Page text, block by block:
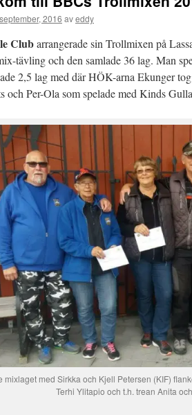
2016 aveddy
Clubarrangerade sin Trollmixen på
tävling och den samlade 36 lag. Man
2,5 lag med där HÖK-arna Ekunger
och Per-Ola som spelade med Kinds
mixlaget med Sirkka och Kjell Petersen (KIF)
Terhi Ylitapio och t.h. trean Anita